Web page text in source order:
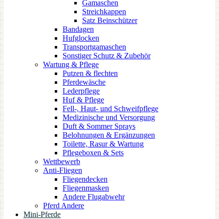
Gamaschen
Streichkappen
Satz Beinschützer
Bandagen
Hufglocken
Transportgamaschen
Sonstiger Schutz & Zubehör
Wartung & Pflege
Putzen & flechten
Pferdewäsche
Lederpflege
Huf & Pflege
Fell-, Haut- und Schweifpflege
Medizinische und Versorgung
Duft & Sommer Sprays
Belohnungen & Ergänzungen
Toilette, Rasur & Wartung
Pflegeboxen & Sets
Wettbewerb
Anti-Fliegen
Fliegendecken
Fliegenmasken
Andere Flugabwehr
Pferd Andere
Mini-Pferde